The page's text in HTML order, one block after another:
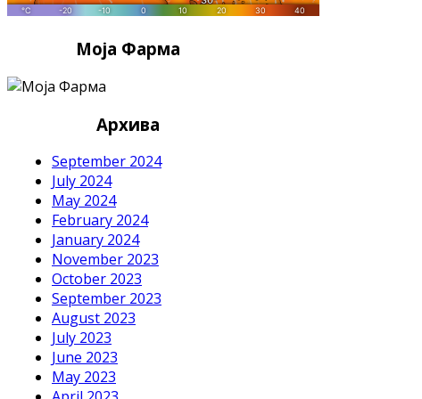
Моја Фарма
Архива
September 2024
July 2024
May 2024
February 2024
January 2024
November 2023
October 2023
September 2023
August 2023
July 2023
June 2023
May 2023